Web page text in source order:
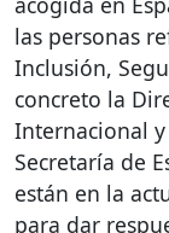
las personas
Inclusión,
concreto la
Internacional
Secretaría de
están en la
para dar